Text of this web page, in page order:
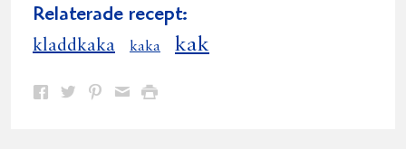
Relaterade recept:
kladdkaka kaka kak
Dela Dela Dela DelaSkriv